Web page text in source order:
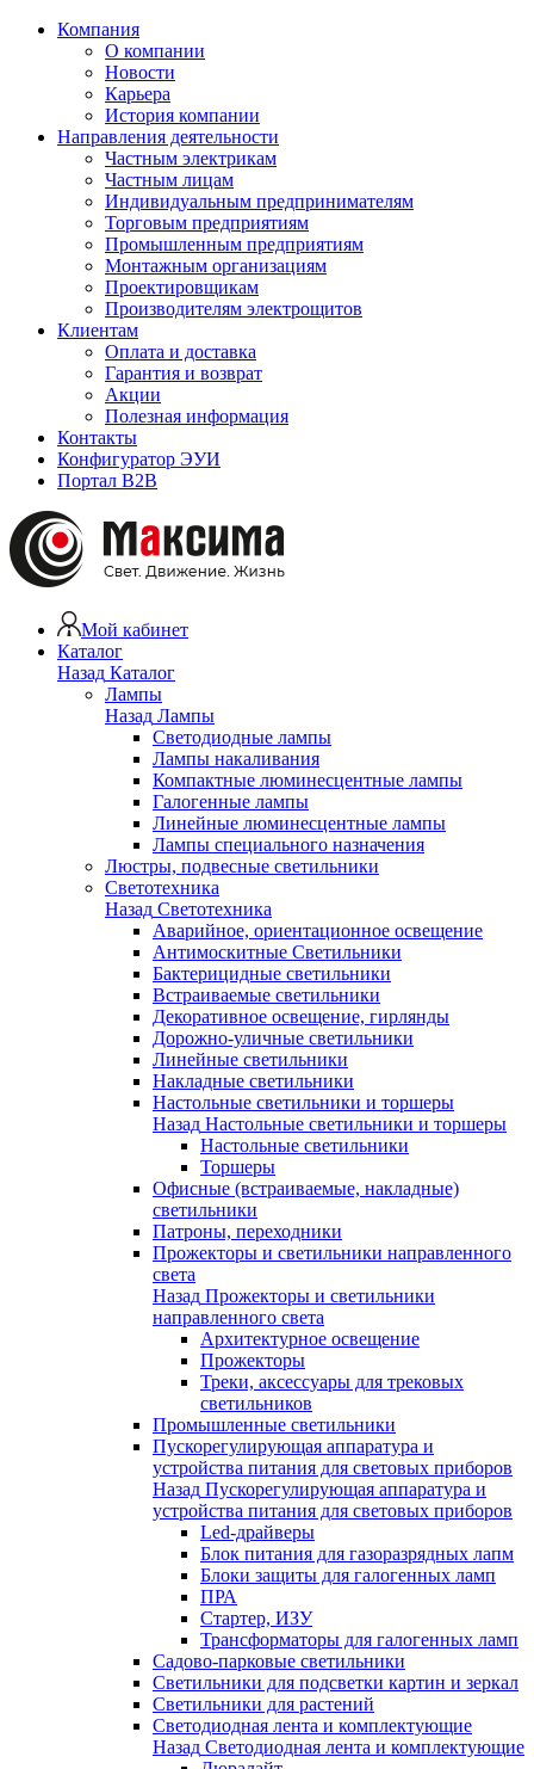
Компания
О компании
Новости
Карьера
История компании
Направления деятельности
Частным электрикам
Частным лицам
Индивидуальным предпринимателям
Торговым предприятиям
Промышленным предприятиям
Монтажным организациям
Проектировщикам
Производителям электрощитов
Клиентам
Оплата и доставка
Гарантия и возврат
Акции
Полезная информация
Контакты
Конфигуратор ЭУИ
Портал B2B
Мой кабинет
Каталог
Назад Каталог
Лампы
Назад Лампы
Светодиодные лампы
Лампы накаливания
Компактные люминесцентные лампы
Галогенные лампы
Линейные люминесцентные лампы
Лампы специального назначения
Люстры, подвесные светильники
Светотехника
Назад Светотехника
Аварийное, ориентационное освещение
Антимоскитные Светильники
Бактерицидные светильники
Встраиваемые светильники
Декоративное освещение, гирлянды
Дорожно-уличные светильники
Линейные светильники
Накладные светильники
Настольные светильники и торшеры
Назад Настольные светильники и торшеры
Настольные светильники
Торшеры
Офисные (встраиваемые, накладные)
светильники
Патроны, переходники
Прожекторы и светильники направленного
света
Назад Прожекторы и светильники
направленного света
Архитектурное освещение
Прожекторы
Треки, аксессуары для трековых
светильников
Промышленные светильники
Пускорегулирующая аппаратура и
устройства питания для световых приборов
Назад Пускорегулирующая аппаратура и
устройства питания для световых приборов
Led-драйверы
Блок питания для газоразрядных лапм
Блоки защиты для галогенных ламп
ПРА
Стартер, ИЗУ
Трансформаторы для галогенных ламп
Садово-парковые светильники
Светильники для подсветки картин и зеркал
Светильники для растений
Светодиодная лента и комплектующие
Назад Светодиодная лента и комплектующие